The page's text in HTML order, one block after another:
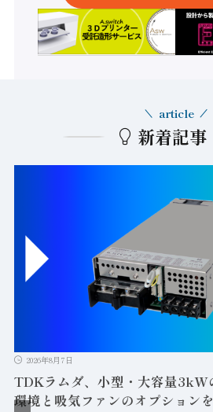
新着記事
article